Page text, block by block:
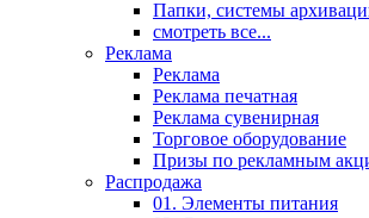
Папки, системы
смотреть все...
Реклама
Реклама
Реклама печатная
Реклама сувенирная
Торговое оборудование
Призы по рекламным
Распродажа
01. Элементы питания